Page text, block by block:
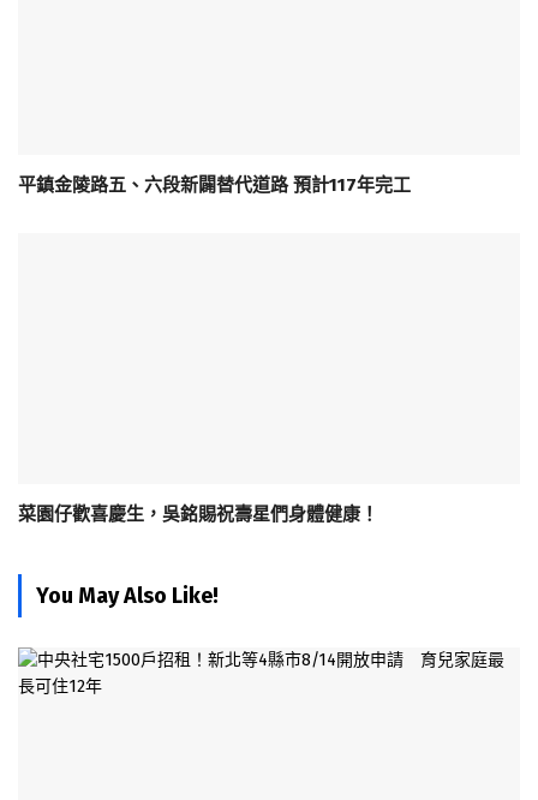
平鎮金陵路五、六段新闢替代道路 預計117年完工
菜園仔歡喜慶生，吳銘賜祝壽星們身體健康！
You May Also Like!